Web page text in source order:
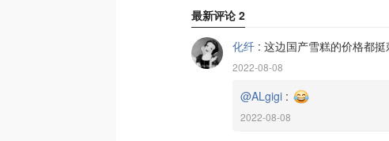
最新评论 2
化纤 : 这边国产雪糕的价格都挺
2022-08-08
@ALgigi :
2022-08-08